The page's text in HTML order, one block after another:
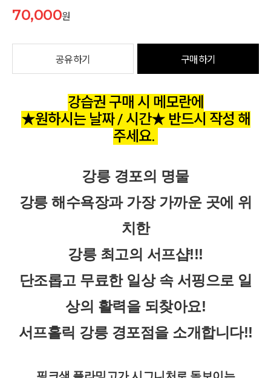
70,000원
공유하기 구매하기
강습권 구매 시 메모란에
★원하시는 날짜 / 시간★ 반드시 작성 해
주세요.
강릉 경포의 명물
강릉 해수욕장과 가장 가까운 곳에 위
치한
강릉 최고의 서프샵!!!
단조롭고 무료한 일상 속 서핑으로 일
상의 활력을 되찾아요!
서프홀릭 강릉 경포점을 소개합니다!!